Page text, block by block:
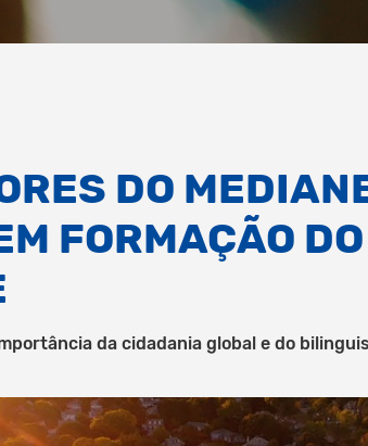
DO
FORMAÇÃO
da cidadania global e do